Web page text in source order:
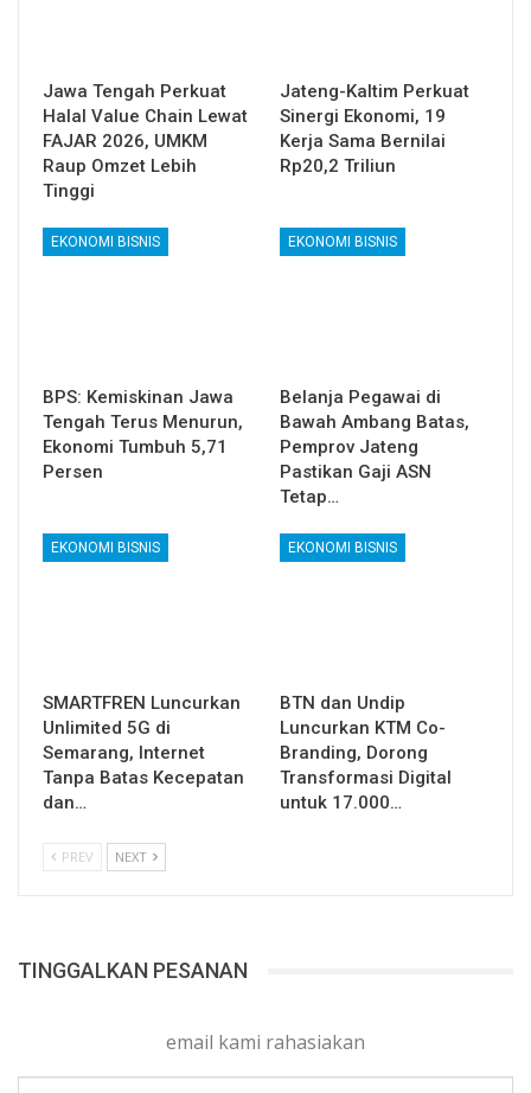
Jawa Tengah Perkuat
Halal Value Chain Lewat
FAJAR 2026, UMKM
Raup Omzet Lebih
Tinggi
Jateng-Kaltim Perkuat
Sinergi Ekonomi, 19
Kerja Sama Bernilai
Rp20,2 Triliun
EKONOMI BISNIS
BPS: Kemiskinan Jawa
Tengah Terus Menurun,
Ekonomi Tumbuh 5,71
Persen
EKONOMI BISNIS
Belanja Pegawai di
Bawah Ambang Batas,
Pemprov Jateng
Pastikan Gaji ASN
Tetap…
EKONOMI BISNIS
SMARTFREN Luncurkan
Unlimited 5G di
Semarang, Internet
Tanpa Batas Kecepatan
dan…
EKONOMI BISNIS
BTN dan Undip
Luncurkan KTM Co-
Branding, Dorong
Transformasi Digital
untuk 17.000…
PREV NEXT
TINGGALKAN PESANAN
email kami rahasiakan